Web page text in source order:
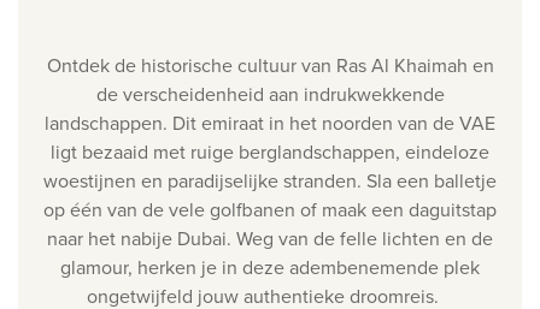
Ontdek de historische cultuur van Ras Al Khaimah en
de verscheidenheid aan indrukwekkende
landschappen. Dit emiraat in het noorden van de VAE
ligt bezaaid met ruige berglandschappen, eindeloze
woestijnen en paradijselijke stranden. Sla een balletje
op één van de vele golfbanen of maak een daguitstap
naar het nabije Dubai. Weg van de felle lichten en de
glamour, herken je in deze adembenemende plek
ongetwijfeld jouw authentieke droomreis.